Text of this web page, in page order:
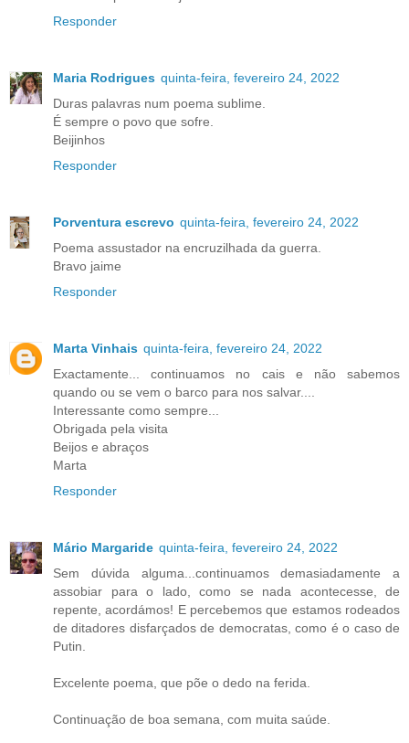
Responder
Maria Rodrigues quinta-feira, fevereiro 24, 2022
Duras palavras num poema sublime.
É sempre o povo que sofre.
Beijinhos
Responder
Porventura escrevo quinta-feira, fevereiro 24, 2022
Poema assustador na encruzilhada da guerra.
Bravo jaime
Responder
Marta Vinhais quinta-feira, fevereiro 24, 2022
Exactamente... continuamos no cais e não sabemos
quando ou se vem o barco para nos salvar....
Interessante como sempre...
Obrigada pela visita
Beijos e abraços
Marta
Responder
Mário Margaride quinta-feira, fevereiro 24, 2022
Sem dúvida alguma...continuamos demasiadamente a
assobiar para o lado, como se nada acontecesse, de
repente, acordámos! E percebemos que estamos rodeados
de ditadores disfarçados de democratas, como é o caso de
Putin.
Excelente poema, que põe o dedo na ferida.
Continuação de boa semana, com muita saúde.